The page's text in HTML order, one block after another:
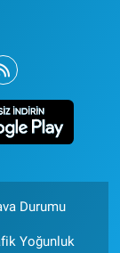
Durumu
Yoğunluk